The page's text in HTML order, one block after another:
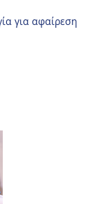
για αφαίρεση